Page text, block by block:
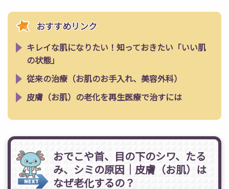
おすすめリンク
キレイな肌になりたい！知っておきたい「いい肌
の状態」
従来の治療（お肌のお手入れ、美容外科）
皮膚（お肌）の老化を再生医療で治すには
おでこや首、目の下のシワ、たる
み、シミの原因｜皮膚（お肌）は
なぜ老化するの？